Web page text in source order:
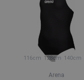
116cm 128cm 140cm
Arena